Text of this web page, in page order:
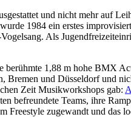
und nicht mehr auf
1984 ein erstes
Als
berühmte 1,88 m hohe BMX
Bremen und Düsseldorf und
Zeit Musikworkshops gab:
befreundete Teams, ihre
zugewandt und das